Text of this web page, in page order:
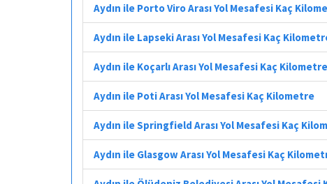
Aydın ile Porto Viro Arası Yol Mesafesi Kaç
Aydın ile Lapseki Arası Yol Mesafesi Kaç
Aydın ile Koçarlı Arası Yol Mesafesi Kaç Kilometre
Aydın ile Poti Arası Yol Mesafesi Kaç Kilometre
Aydın ile Springfield Arası Yol Mesafesi Kaç
Aydın ile Glasgow Arası Yol Mesafesi Kaç